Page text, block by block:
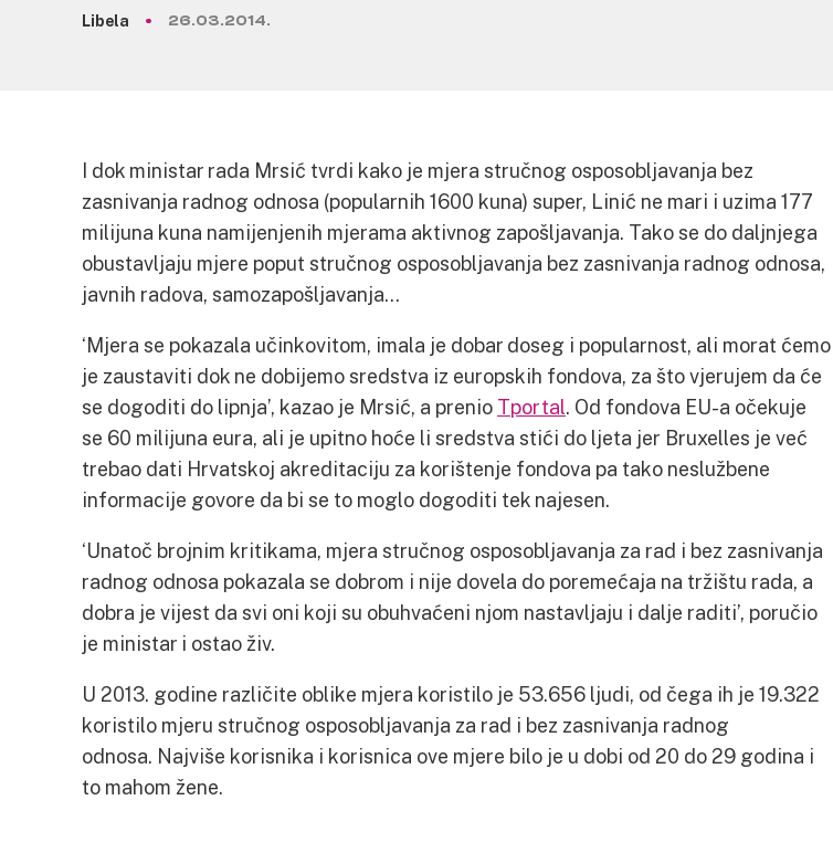
Libela 26.03.2014.
I dok ministar rada Mrsić tvrdi kako je mjera stručnog osposobljavanja bez
zasnivanja radnog odnosa (popularnih 1600 kuna) super, Linić ne mari i uzima 177
milijuna kuna namijenjenih mjerama aktivnog zapošljavanja. Tako se do daljnjega
obustavljaju mjere poput stručnog osposobljavanja bez zasnivanja radnog odnosa,
javnih radova, samozapošljavanja…
‘Mjera se pokazala učinkovitom, imala je dobar doseg i popularnost, ali morat ćemo
je zaustaviti dok ne dobijemo sredstva iz europskih fondova, za što vjerujem da će
se dogoditi do lipnja’, kazao je Mrsić, a prenio Tportal. Od fondova EU-a očekuje
se 60 milijuna eura, ali je upitno hoće li sredstva stići do ljeta jer Bruxelles je već
trebao dati Hrvatskoj akreditaciju za korištenje fondova pa tako neslužbene
informacije govore da bi se to moglo dogoditi tek najesen.
‘Unatoč brojnim kritikama, mjera stručnog osposobljavanja za rad i bez zasnivanja
radnog odnosa pokazala se dobrom i nije dovela do poremećaja na tržištu rada, a
dobra je vijest da svi oni koji su obuhvaćeni njom nastavljaju i dalje raditi’, poručio
je ministar i ostao živ.
U 2013. godine različite oblike mjera koristilo je 53.656 ljudi, od čega ih je 19.322
koristilo mjeru stručnog osposobljavanja za rad i bez zasnivanja radnog
odnosa. Najviše korisnika i korisnica ove mjere bilo je u dobi od 20 do 29 godina i
to mahom žene.